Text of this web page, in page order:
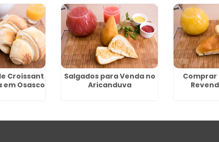
Croissant
em Osasco
Salgados para Venda no
Aricanduva
Comprar